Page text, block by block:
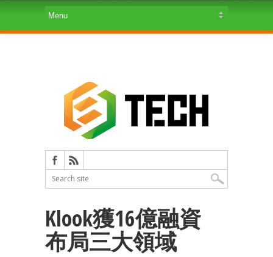
Klook獲16億融資
布局三大領域